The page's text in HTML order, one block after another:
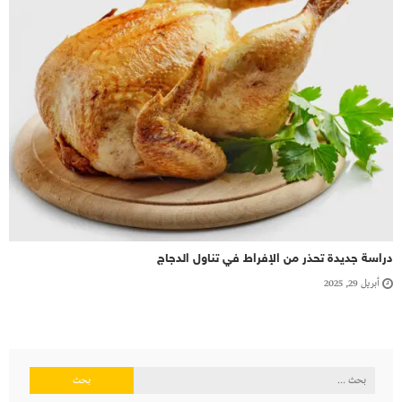
دراسة جديدة تحذر من الإفراط في تناول الدجاج
أبريل 29, 2025
البحث